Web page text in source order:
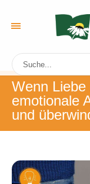
Wenn
emotionale
und